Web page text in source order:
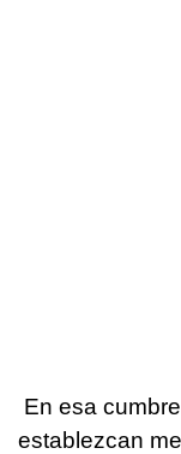
En esa
establezcan